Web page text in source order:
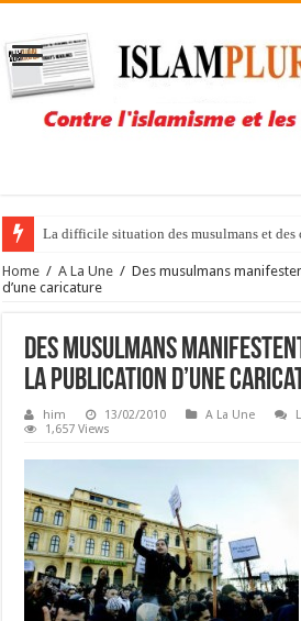
La difficile situation des musulmans et
Home / A La Une / Des musulmans
d’une caricature
Des musulmans
la publication d’une
him 13/02/2010 A La Une
1,657 Views